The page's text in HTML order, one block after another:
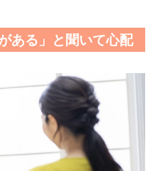
ある」と聞いて心配